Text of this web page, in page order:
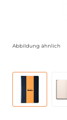
Abbildung ähnlich